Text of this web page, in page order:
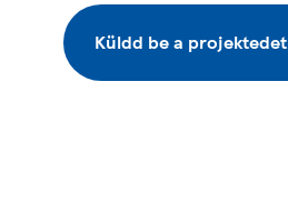
Küldd be a projektedet